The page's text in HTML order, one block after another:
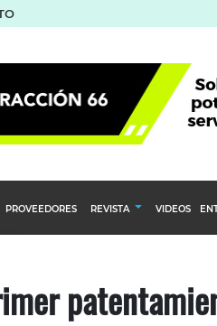
PROVEEDORES REVISTA VIDEOS